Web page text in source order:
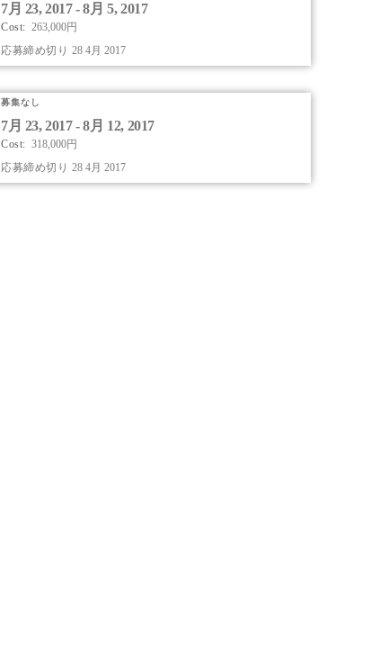
to
program
7月 23, 2017 - 8月 5, 2017
Cost: 263,000円
応募締め切り 28 4月 2017
Apply
to
program
募集なし
7月 23, 2017 - 8月 12, 2017
Cost: 318,000円
応募締め切り 28 4月 2017